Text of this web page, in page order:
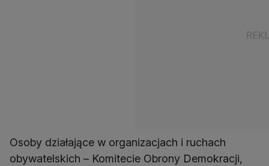
Osoby działające w organizacjach i ruchach
obywatelskich – Komitecie Obrony Demokracji,